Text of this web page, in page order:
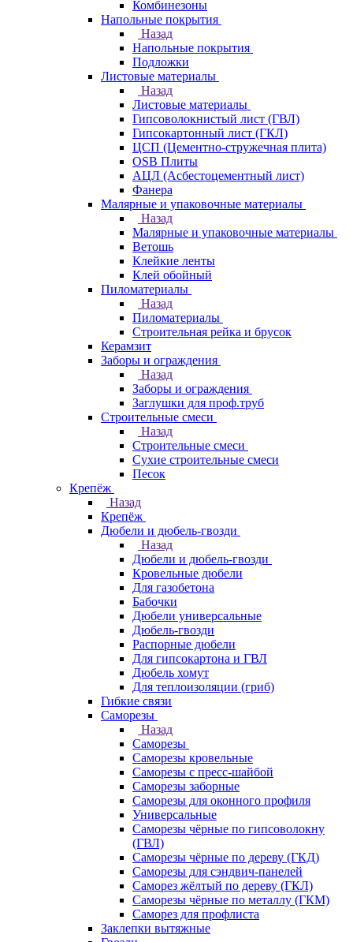
Комбинезоны
Напольные покрытия
Назад
Напольные покрытия
Подложки
Листовые материалы
Назад
Листовые материалы
Гипсоволокнистый лист (ГВЛ)
Гипсокартонный лист (ГКЛ)
ЦСП (Цементно-стружечная плита)
OSB Плиты
АЦЛ (Асбестоцементный лист)
Фанера
Малярные и упаковочные материалы
Назад
Малярные и упаковочные материалы
Ветошь
Клейкие ленты
Клей обойный
Пиломатериалы
Назад
Пиломатериалы
Строительная рейка и брусок
Керамзит
Заборы и ограждения
Назад
Заборы и ограждения
Заглушки для проф.труб
Строительные смеси
Назад
Строительные смеси
Сухие строительные смеси
Песок
Крепёж
Назад
Крепёж
Дюбели и дюбель-гвозди
Назад
Дюбели и дюбель-гвозди
Кровельные дюбели
Для газобетона
Бабочки
Дюбели универсальные
Дюбель-гвозди
Распорные дюбели
Для гипсокартона и ГВЛ
Дюбель хомут
Для теплоизоляции (гриб)
Гибкие связи
Саморезы
Назад
Саморезы
Саморезы кровельные
Саморезы с пресс-шайбой
Саморезы заборные
Саморезы для оконного профиля
Универсальные
Саморезы чёрные по гипсоволокну
(ГВЛ)
Саморезы чёрные по дереву (ГКД)
Саморезы для сэндвич-панелей
Саморез жёлтый по дереву (ГКЛ)
Саморезы чёрные по металлу (ГКМ)
Саморез для профлиста
Заклепки вытяжные